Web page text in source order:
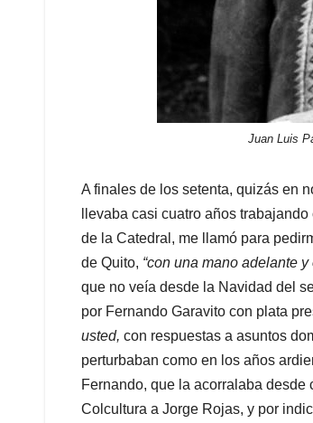
Juan Luis
A finales de los setenta, quizás en
llevaba casi cuatro años
de la Catedral, me llamó para
de Quito, “con una mano adelante y
que no veía desde la Navidad del
por Fernando Garavito con plata
usted, con respuestas a asuntos
perturbaban como en los años
Fernando, que la acorralaba
Colcultura a Jorge Rojas, y por